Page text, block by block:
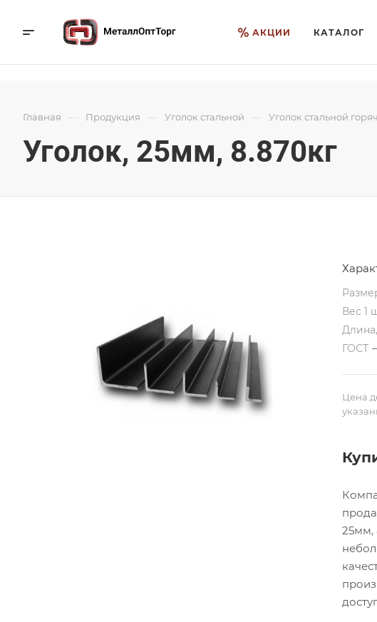
АКЦИИ КАТАЛОГ
Главная — Продукция — Уголок стальной — Уголок стальной
Уголок, 25мм, 8.870кг
Вес 1
ГОСТ
Цена
25мм,